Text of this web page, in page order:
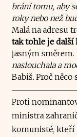
brání tomu, aby
roky nebo než
Malá na adresu
tak tohle je další
jasným směrem.
naslouchala a
Babiš. Proč něco
Proti
ministra
komunisté, kteří